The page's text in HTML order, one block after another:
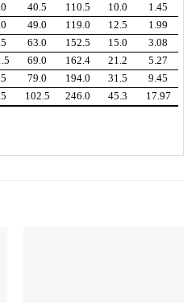
40.5 110.5 10.0
1.45
49.0 119.0 12.5
1.99
63.0 152.5 15.0
3.08
69.0 162.4 21.2
5.27
79.0 194.0 31.5
9.45
102.5 246.0 45.3 17.97